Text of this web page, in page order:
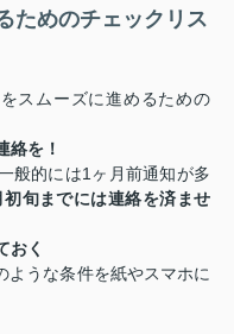
ためのチェックリス
スムーズに進めるための
絡を！
般的には1ヶ月前通知が多
旬までには連絡を済ませ
おく
ような条件を紙やスマホに